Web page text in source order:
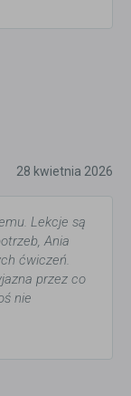
28 kwietnia 2026
Lekcje są
Ania
ćwiczeń.
przez co
nie